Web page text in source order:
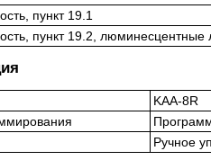
пункт 19.1
пункт 19.2,
KAA-8R
Ручное